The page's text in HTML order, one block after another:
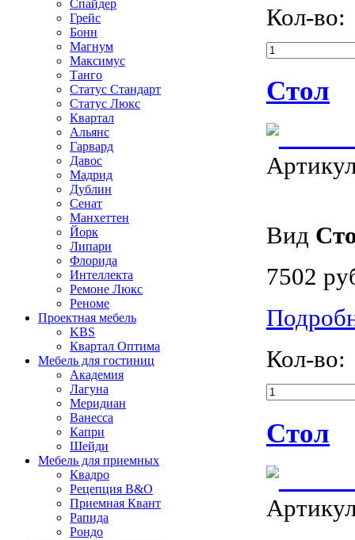
Спайдер
Грейc
Бонн
Магнум
Максимус
Танго
Статус Стандарт
Статус Люкс
Квартал
Альянс
Гарвард
Давос
Мадрид
Дублин
Сенат
Манхеттен
Йорк
Липари
Флорида
Интеллекта
Ремоне Люкс
Реноме
Проектная мебель
KBS
Квартал Оптима
Мебель для гостиниц
Академия
Лагуна
Меридиан
Ванесса
Капри
Шейди
Мебель для приемных
Квадро
Рецепция B&O
Приемная Квант
Рапида
Рондо
Кол-во:
Стол
Вид
7502
Кол-во:
Стол